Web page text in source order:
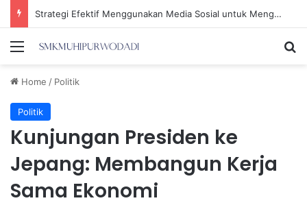
Strategi Efektif Menggunakan Media Sosial untuk Menghemat Waktu Berharga Anda
Menu
Home / Politik
Politik
Kunjungan Presiden ke
Jepang: Membangun Kerja
Sama Ekonomi